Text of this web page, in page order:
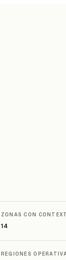
ZONAS CON
14
REGIONES